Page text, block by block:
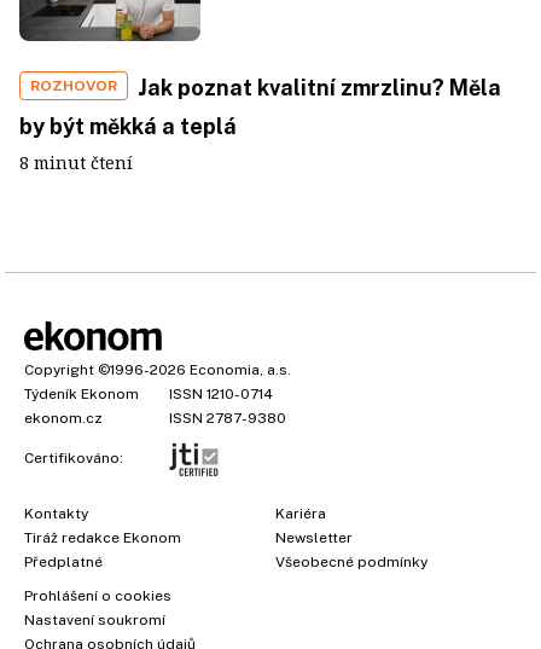
ROZHOVOR
Jak poznat kvalitní zmrzlinu? Měla
by být měkká a teplá
8 minut čtení
Copyright ©1996-2026 Economia, a.s.
Týdeník Ekonom
ISSN 1210-0714
ekonom.cz
ISSN 2787-9380
Certifikováno:
Kontakty
Tiráž redakce Ekonom
Předplatné
Kariéra
Newsletter
Všeobecné podmínky
Prohlášení o cookies
Nastavení soukromí
Ochrana osobních údajů